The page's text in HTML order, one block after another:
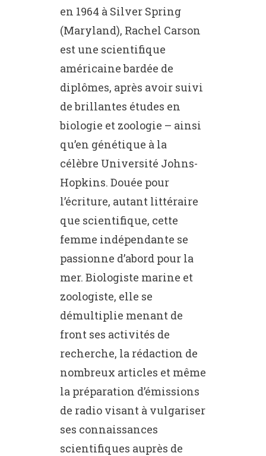
en 1964 à Silver Spring
(Maryland), Rachel Carson
est une scientifique
américaine bardée de
diplômes, après avoir suivi
de brillantes études en
biologie et zoologie – ainsi
qu’en génétique à la
célèbre Université Johns-
Hopkins. Douée pour
l’écriture, autant littéraire
que scientifique, cette
femme indépendante se
passionne d’abord pour la
mer. Biologiste marine et
zoologiste, elle se
démultiplie menant de
front ses activités de
recherche, la rédaction de
nombreux articles et même
la préparation d’émissions
de radio visant à vulgariser
ses connaissances
scientifiques auprès de